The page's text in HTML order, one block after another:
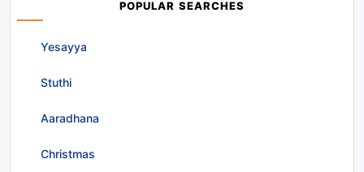
POPULAR SEARCHES
Yesayya
Stuthi
Aaradhana
Christmas